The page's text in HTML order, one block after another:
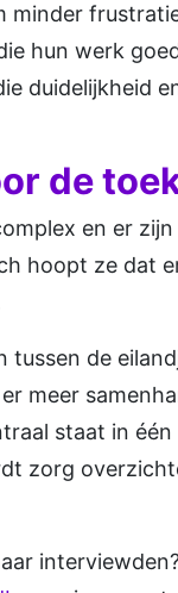
minder
hun werk
duidelijkheid
de
en er
hoopt ze dat
tussen de
meer
staat in één
zorg